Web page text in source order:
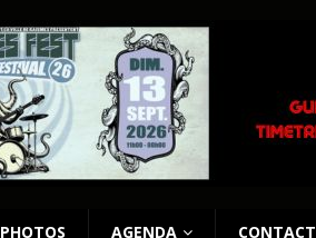
PHOTOS AGENDA CONTACT